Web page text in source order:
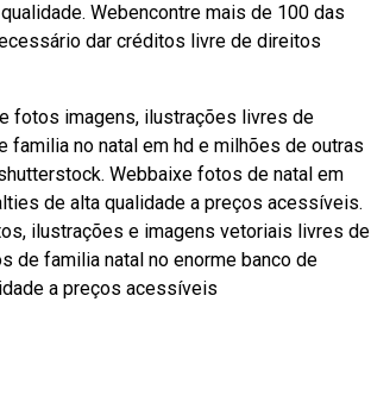
Webencontre mais de 100 das
dar créditos livre de direitos
fotos imagens, ilustrações livres de
no natal em hd e milhões de outras
Webbaixe fotos de natal em
de alta qualidade a preços acessíveis.
ilustrações e imagens vetoriais livres de
de familia natal no enorme banco de
a preços acessíveis